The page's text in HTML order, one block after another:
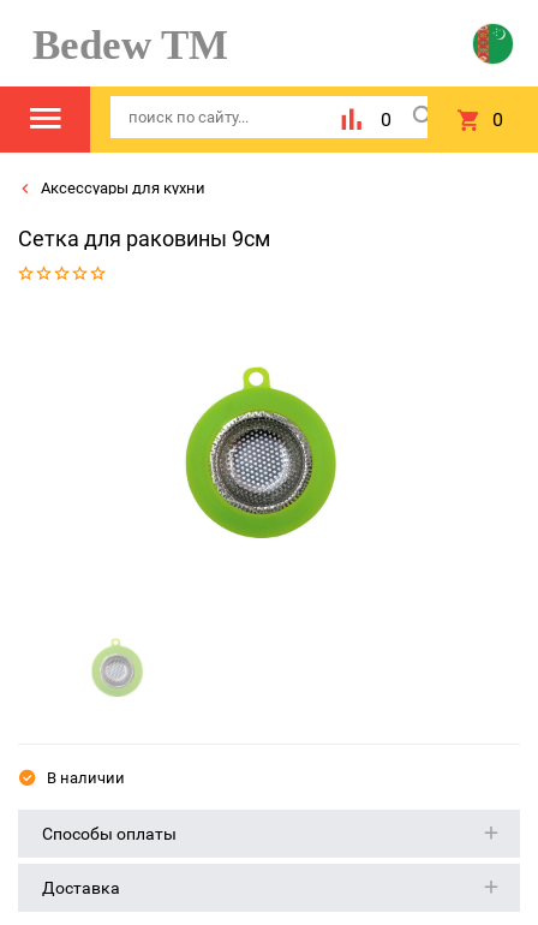
Bedew TM
0 0
Аксессуары для кухни
Сетка для раковины 9см
В наличии
Способы оплаты
Доставка